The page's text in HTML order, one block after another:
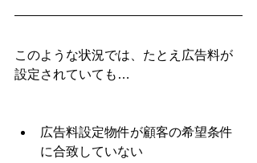
このような状況では、たとえ広告料が
設定されていても…
広告料設定物件が顧客の希望条件
に合致していない